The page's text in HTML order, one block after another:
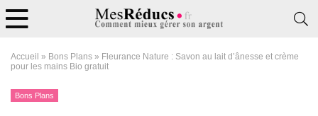
Accueil » Bons Plans » Fleurance Nature : Savon au lait d’ânesse et crème
pour les mains Bio gratuit
Bons Plans